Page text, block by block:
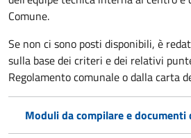
Comune.
Se non ci sono posti disponibili, è
sulla base dei criteri e dei relativi
Regolamento comunale o dalla carta
Moduli da compilare e documenti